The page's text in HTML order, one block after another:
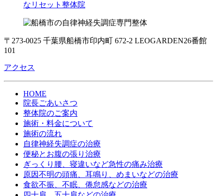
〒273-0025 千葉県船橋市印内町 672-2 LEOGARDEN26番館
101
アクセス
HOME
院長ごあいさつ
整体院のご案内
施術・料金について
施術の流れ
自律神経失調症の治療
便秘とお腹の張り治療
ぎっくり腰、寝違いなど急性の痛み治療
原因不明の頭痛、耳鳴り、めまいなどの治療
食欲不振、不眠、倦怠感などの治療